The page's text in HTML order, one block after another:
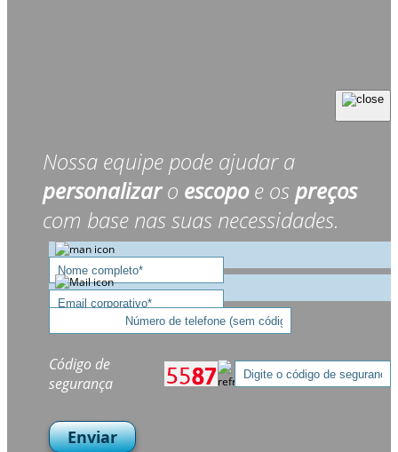
Nossa equipe pode ajudar a
personalizaro escopoe ospreços
com base nas suas necessidades.
Código de
segurança
Enviar